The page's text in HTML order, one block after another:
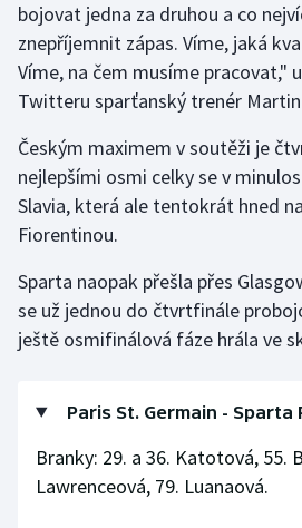
Ragby
Rychlobruslení
Rychlostní kanoistika
Short track
Sportovní střelba
Stolní tenis
Triatlon
Veslování
Vodní slalom
bojovat jedna za druhou a co
znepříjemnit zápas. Víme, jaká
Víme, na čem musíme pracovat,"
Twitteru sparťanský trenér
Českým maximem v soutěži je
nejlepšími osmi celky se v
Slavia, která ale tentokrát hned
Fiorentinou.
Sparta naopak přešla přes
se už jednou do čtvrtfinále
ještě osmifinálová fáze hrála ve
Paris St. Germain - Sparta
Branky: 29. a 36. Katotová, 55.
Lawrenceová, 79. Luanaová.